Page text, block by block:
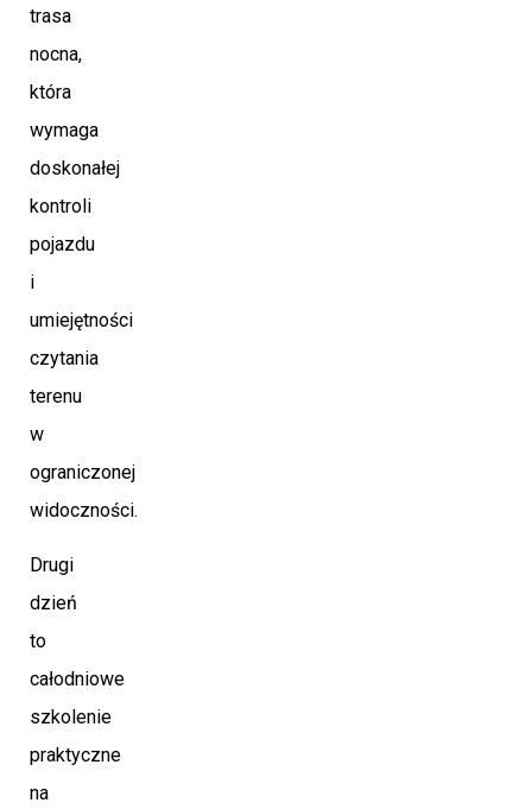
trasa
nocna,
która
wymaga
doskonałej
kontroli
pojazdu
i
umiejętności
czytania
terenu
w
ograniczonej
widoczności.
Drugi
dzień
to
całodniowe
szkolenie
praktyczne
na